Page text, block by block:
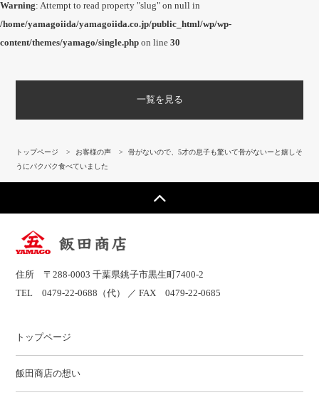
Warning: Attempt to read property "slug" on null in
/home/yamagoiida/yamagoiida.co.jp/public_html/wp/wp-
content/themes/yamago/single.php on line 30
一覧を見る
トップページ > お客様の声 >
骨がないので、5才の息子も驚いて骨がないーと嬉しそ
うにパクパク食べていました
住所 〒288-0003 千葉県銚子市黒生町7400-2
TEL0479-22-0688 （代） ／ FAX 0479-22-0685
トップページ
飯田商店の想い